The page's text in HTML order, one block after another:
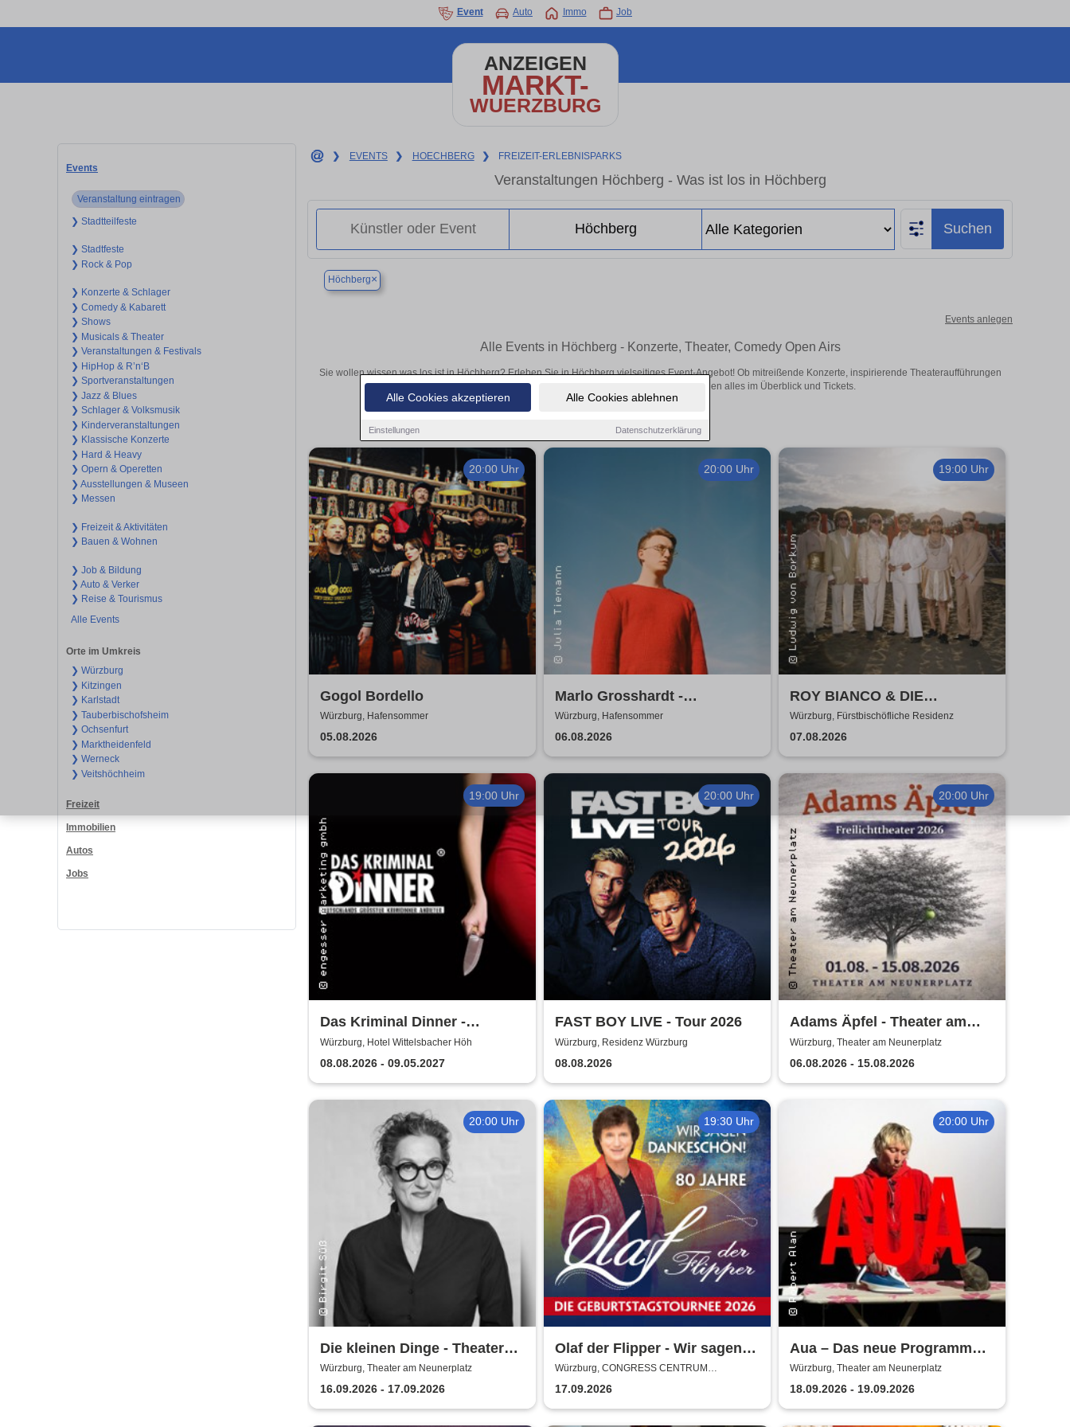
Alle Cookies akzeptieren Alle Cookies ablehnen
Einstellungen Datenschutzerklärung
Event Auto Immo Job
ANZEIGEN
MARKT-
WUERZBURG
Events
Veranstaltung eintragen
❯ Stadtteilfeste
❯ Stadtfeste
❯ Rock & Pop
❯ Konzerte & Schlager
❯ Comedy & Kabarett
❯ Shows
❯ Musicals & Theater
❯ Veranstaltungen & Festivals
❯ HipHop & R’n‘B
❯ Sportveranstaltungen
❯ Jazz & Blues
❯ Schlager & Volksmusik
❯ Kinderveranstaltungen
❯ Klassische Konzerte
❯ Hard & Heavy
❯ Opern & Operetten
❯ Ausstellungen & Museen
❯ Messen
❯ Freizeit & Aktivitäten
❯ Bauen & Wohnen
❯ Job & Bildung
❯ Auto & Verker
❯ Reise & Tourismus
Alle Events
Orte im Umkreis
❯ Würzburg
❯ Kitzingen
❯ Karlstadt
❯ Tauberbischofsheim
❯ Ochsenfurt
❯ Marktheidenfeld
❯ Werneck
❯ Veitshöchheim
Freizeit
Immobilien
Autos
Jobs
❯ EVENTS ❯ HOECHBERG ❯ FREIZEIT-ERLEBNISPARKS
Veranstaltungen Höchberg - Was ist los in Höchberg
Suchen
Höchberg×
Events anlegen
Alle Events in Höchberg - Konzerte, Theater, Comedy Open Airs
Sie wollen wissen was los ist in Höchberg? Erleben Sie in Höchberg vielseitiges Event-Angebot! Ob mitreißende Konzerte, inspirierende Theateraufführungen
oder aufregende Veranstaltungen in Höchberg – hier finden alles im Überblick und Tickets.
20:00 Uhr
Gogol Bordello
Würzburg, Hafensommer
05.08.2026
20:00 Uhr
Marlo Grosshardt -
Würzburger Hafensommer
Würzburg, Hafensommer
06.08.2026
19:00 Uhr
ROY BIANCO & DIE
ABBRUNZATI BOYS - LIVE
2026
Würzburg, Fürstbischöfliche Residenz
07.08.2026
19:00 Uhr
Das Kriminal Dinner -
Testament à la Carte
Würzburg, Hotel Wittelsbacher Höh
08.08.2026 - 09.05.2027
20:00 Uhr
FAST BOY LIVE - Tour 2026
Würzburg, Residenz Würzburg
08.08.2026
20:00 Uhr
Adams Äpfel - Theater am
Neunerplatz Würzburg
Würzburg, Theater am Neunerplatz
06.08.2026 - 15.08.2026
20:00 Uhr
Die kleinen Dinge - Theater
am Neunerplatz
Würzburg, Theater am Neunerplatz
16.09.2026 - 17.09.2026
19:30 Uhr
Olaf der Flipper - Wir sagen
Dankeschön! 80 Jahre - Die
Geburtstagstournee 2026
Würzburg, CONGRESS CENTRUM
WÜRZBURG
17.09.2026
20:00 Uhr
Aua – Das neue Programm
von Robert Alan | Theater am
Neunerplatz
Würzburg, Theater am Neunerplatz
18.09.2026 - 19.09.2026